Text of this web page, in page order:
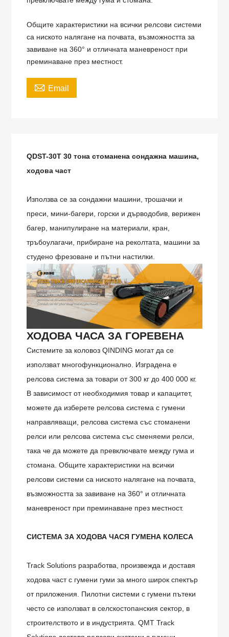
Общите характеристики на всички релсови системи
са ниското налягане на почвата, възможността за
завиване на 360° и отличната маневреност при
преминаване през местност.
 Email
QDST-30T 30 тона стоманена сондажна машина,
ходова част
Използва се за сондажни машини, трошачки и
преси, мини-багери, горски и дърводобив, верижен
багер, манипулиране на материали, кран,
тръбоулагачи, прибиране на реколтата, машини за
студено фрезоване и пътни настилки.
ХОДОВА ЧАСА ЗА ГОРЕВЕНА
Системите за коловоз QINDING могат да се
използват многофункционално. Изградена е
релсова система за товари от 300 кг до 400 000 кг.
В зависимост от необходимия товар и капацитет,
можете да изберете релсова система с гумени
направляващи, релсова система със стоманени
релси или релсова система със сменяеми релси,
така че да можете да превключвате между гума и
стомана. Общите характеристики на всички
релсови системи са ниското налягане на почвата,
възможността за завиване на 360° и отличната
маневреност при преминаване през местност.
СИСТЕМА ЗА ХОДОВА ЧАСЯ ГУМЕНА КОЛЕСА
Track Solutions разработва, произвежда и доставя
ходова част с гумени гуми за много широк спектър
от приложения. Пилотни системи с гумени пътеки
често се използват в селскостопанския сектор, в
строителството и в индустрията. QMT Track